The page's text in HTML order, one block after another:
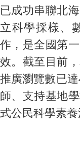
已成功串聯北
立科學採樣、
作，是全國第
效。截至目前
推廣瀏覽數已
師、支持基地
式公民科學素養